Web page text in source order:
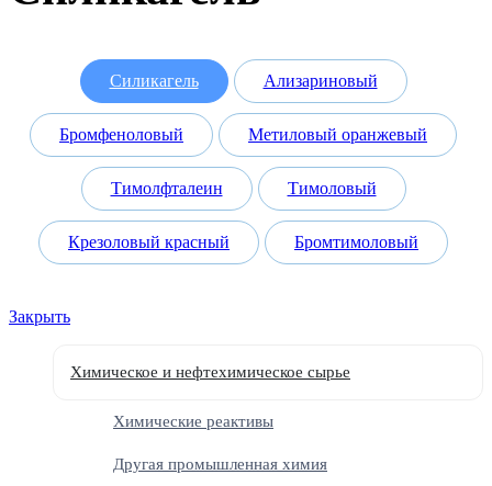
Силикагель Ализариновый
Бромфеноловый Метиловый оранжевый
Тимолфталеин Тимоловый
Крезоловый красный Бромтимоловый
Закрыть
Химическое и нефтехимическое сырье
Химические реактивы
Другая промышленная химия